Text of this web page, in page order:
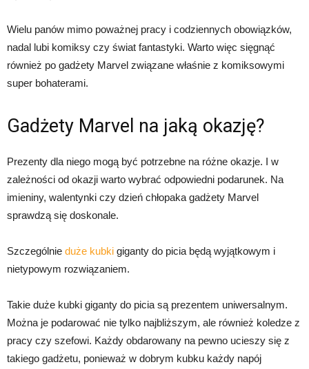
Wielu panów mimo poważnej pracy i codziennych obowiązków,
nadal lubi komiksy czy świat fantastyki. Warto więc sięgnąć
również po gadżety Marvel związane właśnie z komiksowymi
super bohaterami.
Gadżety Marvel na jaką okazję?
Prezenty dla niego mogą być potrzebne na różne okazje. I w
zależności od okazji warto wybrać odpowiedni podarunek. Na
imieniny, walentynki czy dzień chłopaka gadżety Marvel
sprawdzą się doskonale.
Szczególnie duże kubki giganty do picia będą wyjątkowym i
nietypowym rozwiązaniem.
Takie duże kubki giganty do picia są prezentem uniwersalnym.
Można je podarować nie tylko najbliższym, ale również koledze z
pracy czy szefowi. Każdy obdarowany na pewno ucieszy się z
takiego gadżetu, ponieważ w dobrym kubku każdy napój